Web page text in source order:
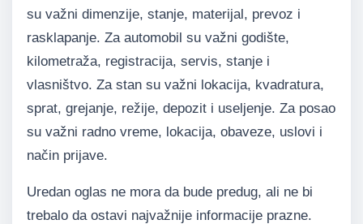
su važni dimenzije, stanje, materijal, prevoz i
rasklapanje. Za automobil su važni godište,
kilometraža, registracija, servis, stanje i
vlasništvo. Za stan su važni lokacija, kvadratura,
sprat, grejanje, režije, depozit i useljenje. Za posao
su važni radno vreme, lokacija, obaveze, uslovi i
način prijave.
Uredan oglas ne mora da bude predug, ali ne bi
trebalo da ostavi najvažnije informacije prazne.